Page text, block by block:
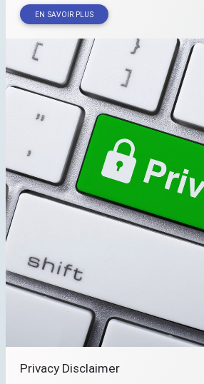
EN SAVOIR PLUS
Privacy Disclaimer